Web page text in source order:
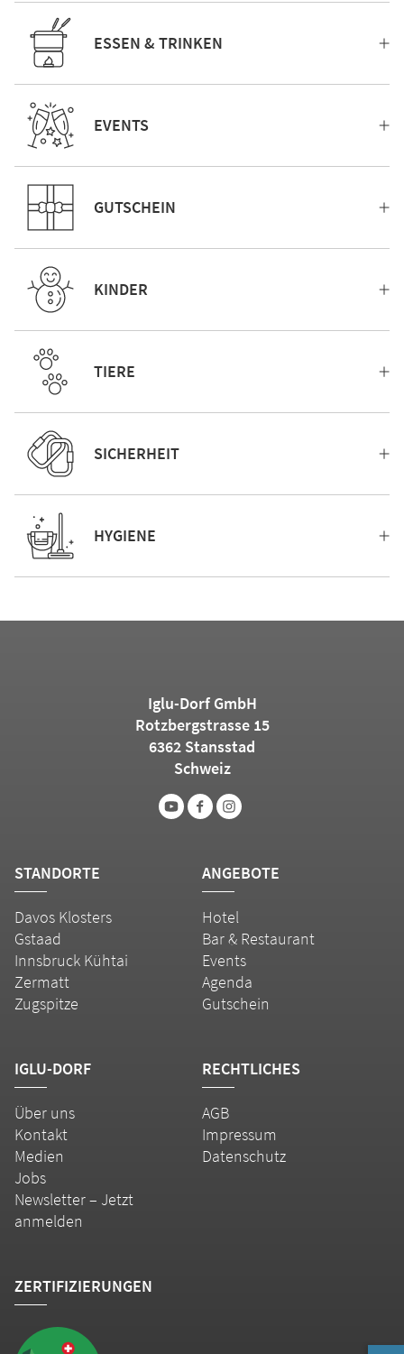
ESSEN & TRINKEN
EVENTS
GUTSCHEIN
KINDER
TIERE
SICHERHEIT
HYGIENE
Iglu-Dorf GmbH
Rotzbergstrasse 15
6362 Stansstad
Schweiz
STANDORTE
Davos Klosters
Gstaad
Innsbruck Kühtai
Zermatt
Zugspitze
ANGEBOTE
Hotel
Bar & Restaurant
Events
Agenda
Gutschein
IGLU-DORF
Über uns
Kontakt
Medien
Jobs
Newsletter – Jetzt
anmelden
RECHTLICHES
AGB
Impressum
Datenschutz
ZERTIFIZIERUNGEN